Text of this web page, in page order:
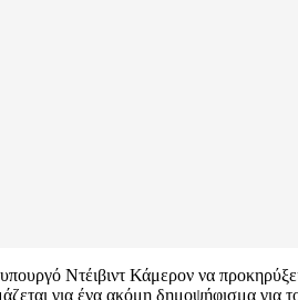
Ντέιβιντ Κάμερον να
για ένα ακόμη δημοψήφισμα για